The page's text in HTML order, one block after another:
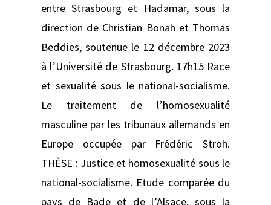
entre Strasbourg et Hadamar, sous la
direction de Christian Bonah et Thomas
Beddies, soutenue le 12 décembre 2023
à l’Université de Strasbourg. 17h15 Race
et sexualité sous le national-socialisme.
Le traitement de l’homosexualité
masculine par les tribunaux allemands en
Europe occupée par Frédéric Stroh.
THÈSE : Justice et homosexualité sous le
national-socialisme. Etude comparée du
pays de Bade et de l’Alsace, sous la